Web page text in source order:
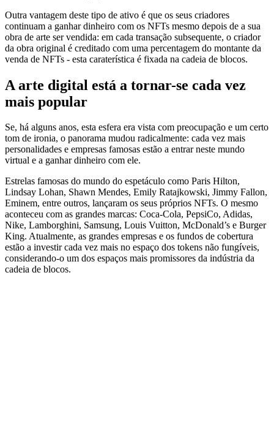
Outra vantagem deste tipo de ativo é que os seus criadores
continuam a ganhar dinheiro com os NFTs mesmo depois de a sua
obra de arte ser vendida: em cada transação subsequente, o criador
da obra original é creditado com uma percentagem do montante da
venda de NFTs - esta caraterística é fixada na cadeia de blocos.
A arte digital está a tornar-se cada vez
mais popular
Se, há alguns anos, esta esfera era vista com preocupação e um certo
tom de ironia, o panorama mudou radicalmente: cada vez mais
personalidades e empresas famosas estão a entrar neste mundo
virtual e a ganhar dinheiro com ele.
Estrelas famosas do mundo do espetáculo como Paris Hilton,
Lindsay Lohan, Shawn Mendes, Emily Ratajkowski, Jimmy Fallon,
Eminem, entre outros, lançaram os seus próprios NFTs. O mesmo
aconteceu com as grandes marcas: Coca-Cola, PepsiCo, Adidas,
Nike, Lamborghini, Samsung, Louis Vuitton, McDonald’s e Burger
King. Atualmente, as grandes empresas e os fundos de cobertura
estão a investir cada vez mais no espaço dos tokens não fungíveis,
considerando-o um dos espaços mais promissores da indústria da
cadeia de blocos.